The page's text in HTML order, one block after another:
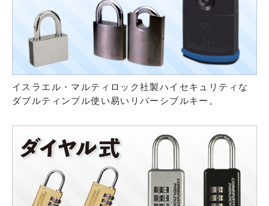
イスラエル・マルティロック社製ハイセキュリティな
ダブルティンプル使い易いリバーシブルキー。